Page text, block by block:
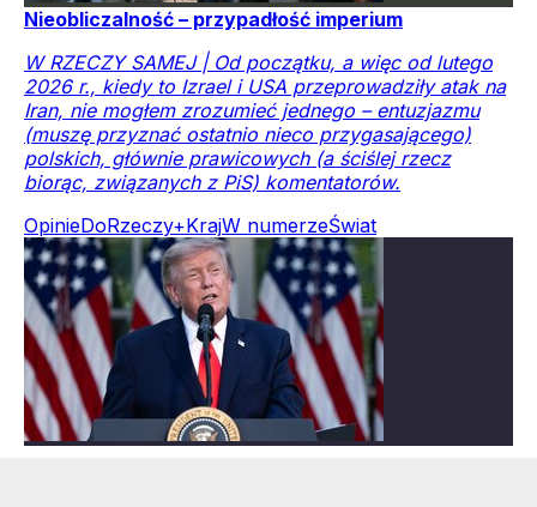
Nieobliczalność – przypadłość imperium
W RZECZY SAMEJ | Od początku, a więc od lutego
2026 r., kiedy to Izrael i USA przeprowadziły atak na
Iran, nie mogłem zrozumieć jednego – entuzjazmu
(muszę przyznać ostatnio nieco przygasającego)
polskich, głównie prawicowych (a ściślej rzecz
biorąc, związanych z PiS) komentatorów.
OpinieDoRzeczy+KrajW numerzeŚwiat